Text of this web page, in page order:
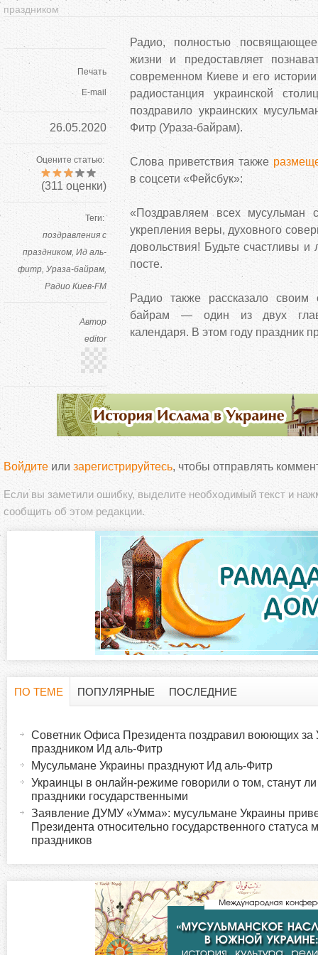
праздником
Печать
E-mail
26.05.2020
Оцените статью:
(311 оценки)
Теги:
поздравления с
праздником Ид аль-
фитр Ураза-байрам
Радио Киев-FM
Автор
editor
Радио, полностью
жизни и предоставляет
современном Киеве и его
радиостанция украинской
поздравило украинских
Фитр (Ураза-байрам).
Слова приветствия также
в соцсети «Фейсбук»:
«Поздравляем всех мусульман
укрепления веры, духовного
довольствия! Будьте счастливы
посте.
Радио также рассказало своим
байрам — один из двух
календаря. В этом году праздник
Войдите или зарегистрируйтесь, чтобы отправлять
Если вы заметили ошибку, выделите необходимый текст и
сообщить об этом редакции.
о
ПО ТЕМЕ
ПОПУЛЯРНЫЕ ПОСЛЕДНИЕ
Советник Офиса Президента поздравил воюющих за
праздником Ид аль-Фитр
Мусульмане Украины празднуют Ид аль-Фитр
Украинцы в онлайн-режиме говорили о том, станут
праздники государственными
Заявление ДУМУ «Умма»: мусульмане Украины
Президента относительно государственного статуса
праздников